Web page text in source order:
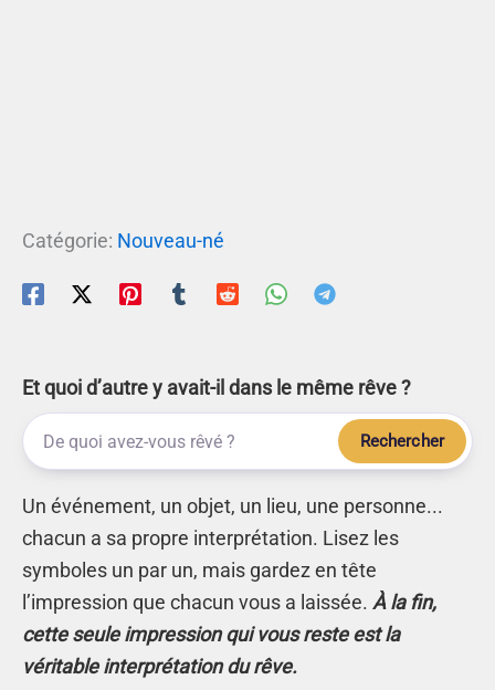
Catégorie: Nouveau-né
Et quoi d’autre y avait-il dans le même rêve ?
Rechercher
Un événement, un objet, un lieu, une personne...
chacun a sa propre interprétation. Lisez les
symboles un par un, mais gardez en tête
l’impression que chacun vous a laissée. À la fin,
cette seule impression qui vous reste est la
véritable interprétation du rêve.